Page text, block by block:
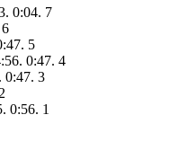
0:04. 7
5
0:47. 4
0:47. 3
0:56. 1